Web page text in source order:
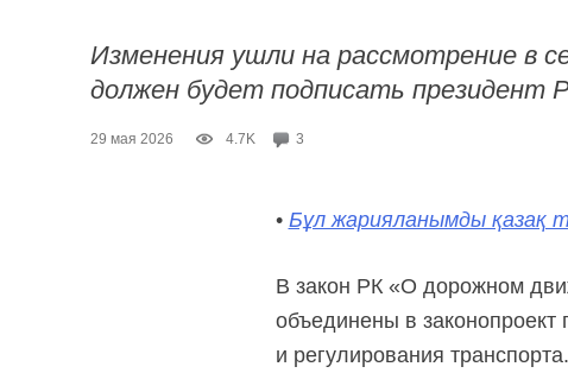
Изменения ушли на рассмотрение в
должен будет подписать президент
29 мая 2026 4.7K 3
• Бұл жарияланымды қазақ
В закон РК «О дорожном
объединены в
и регулирования транспорта.